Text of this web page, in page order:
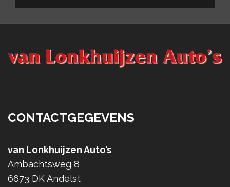
CONTACTGEGEVENS
van Lonkhuijzen Auto’s
Ambachtsweg 8
6673 DK Andelst